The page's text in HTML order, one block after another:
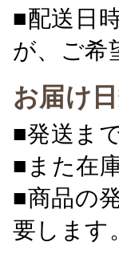
■配送日
が、ご希
お届け
■発送ま
■また在
■商品の
要します。